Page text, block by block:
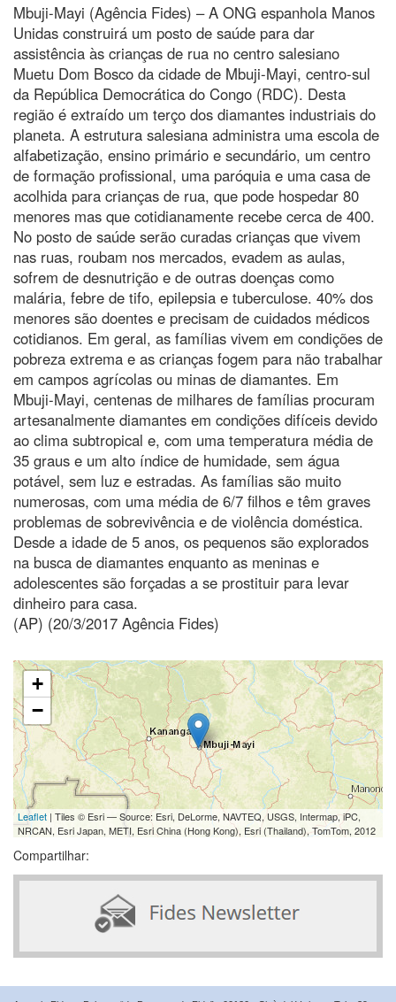
Mbuji-Mayi (Agência Fides) – A ONG espanhola Manos
Unidas construirá um posto de saúde para dar
assistência às crianças de rua no centro salesiano
Muetu Dom Bosco da cidade de Mbuji-Mayi, centro-sul
da República Democrática do Congo (RDC). Desta
região é extraído um terço dos diamantes industriais do
planeta. A estrutura salesiana administra uma escola de
alfabetização, ensino primário e secundário, um centro
de formação profissional, uma paróquia e uma casa de
acolhida para crianças de rua, que pode hospedar 80
menores mas que cotidianamente recebe cerca de 400.
No posto de saúde serão curadas crianças que vivem
nas ruas, roubam nos mercados, evadem as aulas,
sofrem de desnutrição e de outras doenças como
malária, febre de tifo, epilepsia e tuberculose. 40% dos
menores são doentes e precisam de cuidados médicos
cotidianos. Em geral, as famílias vivem em condições de
pobreza extrema e as crianças fogem para não trabalhar
em campos agrícolas ou minas de diamantes. Em
Mbuji-Mayi, centenas de milhares de famílias procuram
artesanalmente diamantes em condições difíceis devido
ao clima subtropical e, com uma temperatura média de
35 graus e um alto índice de humidade, sem água
potável, sem luz e estradas. As famílias são muito
numerosas, com uma média de 6/7 filhos e têm graves
problemas de sobrevivência e de violência doméstica.
Desde a idade de 5 anos, os pequenos são explorados
na busca de diamantes enquanto as meninas e
adolescentes são forçadas a se prostituir para levar
dinheiro para casa.
(AP) (20/3/2017 Agência Fides)
+
−
Leaflet | Tiles © Esri — Source: Esri, DeLorme, NAVTEQ, USGS, Intermap, iPC,
NRCAN, Esri Japan, METI, Esri China (Hong Kong), Esri (Thailand), TomTom, 2012
Compartilhar: